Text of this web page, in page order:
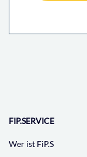
FIP.SERVICE
Wer ist FiP.S